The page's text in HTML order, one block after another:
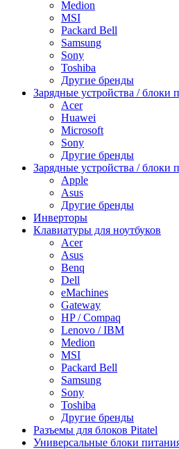
Medion
MSI
Packard Bell
Samsung
Sony
Toshiba
Другие бренды
Зарядные устройства / блоки
Acer
Huawei
Microsoft
Sony
Другие бренды
Зарядные устройства / блоки
Apple
Asus
Другие бренды
Инверторы
Клавиатуры для ноутбуков
Acer
Asus
Benq
Dell
eMachines
Gateway
HP / Compaq
Lenovo / IBM
Medion
MSI
Packard Bell
Samsung
Sony
Toshiba
Другие бренды
Разъемы для блоков Pitatel
Универсальные блоки